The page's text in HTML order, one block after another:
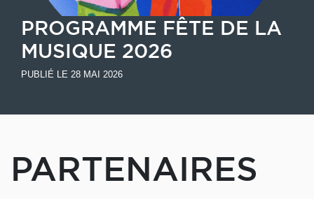
PROGRAMME FÊTE DE LA
MUSIQUE 2026
PUBLIÉ LE 28 MAI 2026
PARTENAIRES